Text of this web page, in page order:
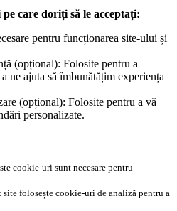
care doriți să le acceptați:
pentru funcționarea site-ului și
(opțional): Folosite pentru a
ne ajuta să îmbunătățim experiența
(opțional): Folosite pentru a vă
personalizate.
cookie-uri sunt necesare pentru
site folosește cookie-uri de analiză pentru a